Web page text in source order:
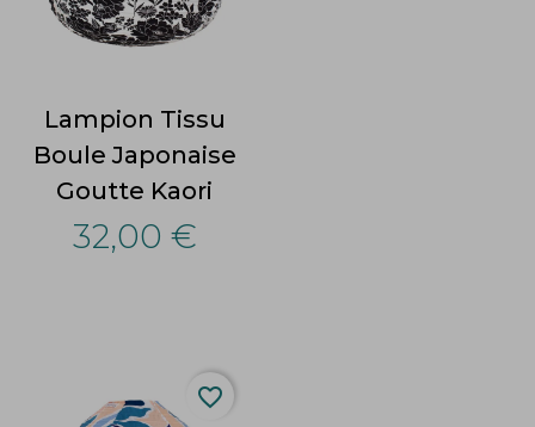
Lampion Tissu
Boule Japonaise
Goutte Kaori
32,00 €
favorite_border